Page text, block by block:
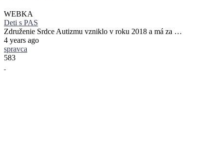
WEBKA
Deti s PAS
Združenie Srdce Autizmu vzniklo v roku 2018 a má za …
4 years ago
spravca
583